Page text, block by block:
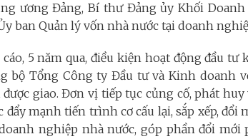
ương Đảng, Bí thư Đảng ủy Khối
ban Quản lý vốn nhà nước tại doanh
cáo, 5 năm qua, điều kiện hoạt động đầu
bộ Tổng Công ty Đầu tư và Kinh doanh
giao. Đơn vị tiếp tục củng cố, phát
đẩy mạnh tiến trình cơ cấu lại, sắp xếp, đổi
nghiệp nhà nước, góp phần đổi